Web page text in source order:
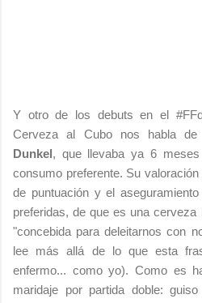
Y otro de los debuts en el
Cerveza al Cubo nos habla
Dunkel, que llevaba ya 6
consumo preferente. Su
de puntuación y el
preferidas, de que es una
"concebida para deleitarnos con
lee más allá de lo que esta
enfermo... como yo). Como es
maridaje por partida doble: